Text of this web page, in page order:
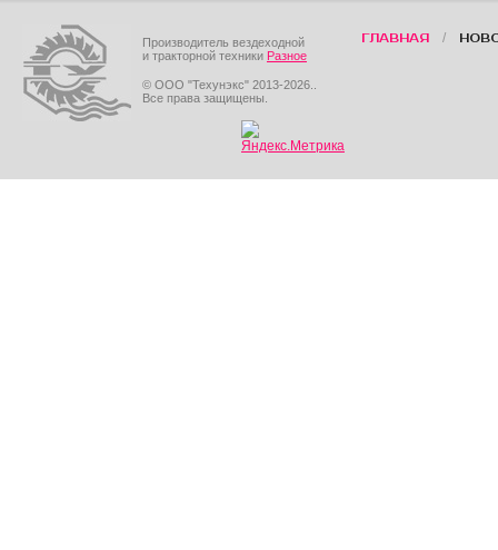
Производитель вездеходной
и тракторной техники Разное
© ООО "Техунэкс" 2013-2026..
Все права защищены.
ГЛАВНАЯ /